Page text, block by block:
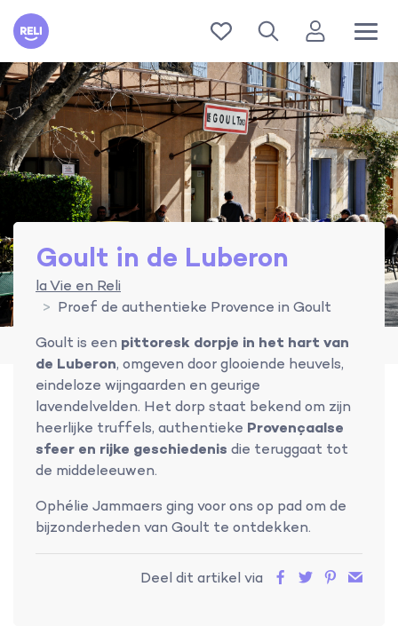
Reli
Goult in de Luberon
la Vie en Reli
Proef de authentieke Provence in Goult
Goult is een pittoresk dorpje in het hart van
de Luberon, omgeven door glooiende heuvels,
eindeloze wijngaarden en geurige
lavendelvelden. Het dorp staat bekend om zijn
heerlijke truffels, authentieke Provençaalse
sfeer en rijke geschiedenis die teruggaat tot
de middeleeuwen.
Ophélie Jammaers ging voor ons op pad om de
bijzonderheden van Goult te ontdekken.
Deel dit artikel via